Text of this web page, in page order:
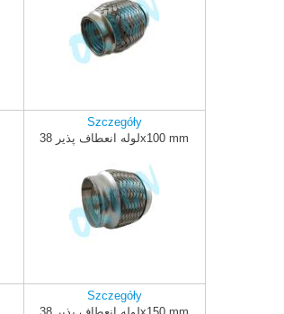
Szczegóły
لوله انعطاف پذیر 38x100 mm
Szczegóły